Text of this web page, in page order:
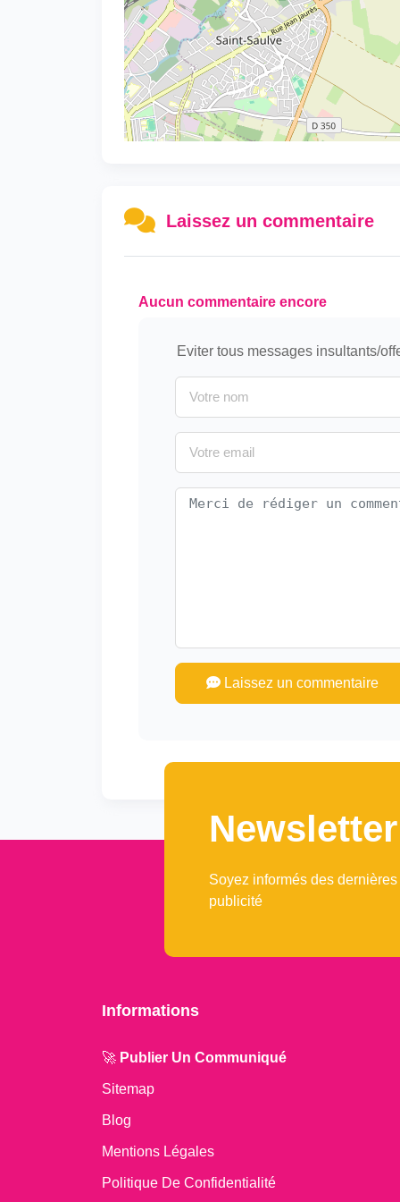
Laissez un commentaire
Aucun commentaire encore
Eviter tous messages insultants/
Laissez un commentaire
Newsletter
Soyez informés des
publicité
Informations
🚀 Publier Un Communiqué
Sitemap
Blog
Mentions Légales
Politique De Confidentialité